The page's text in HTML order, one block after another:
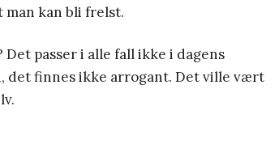
man kan bli frelst.
passer i alle fall ikke i dagens
det finnes ikke arrogant. Det ville vært